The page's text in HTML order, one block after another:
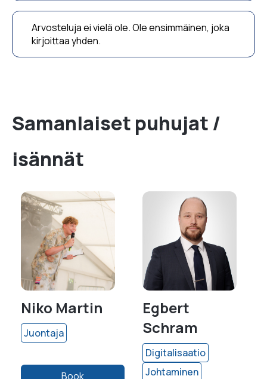
Arvosteluja ei vielä ole. Ole ensimmäinen, joka
kirjoittaa yhden.
Samanlaiset puhujat /
isännät
Egbert
Schram
Johtaminen
Heini Harve-
Rytsälä
Resilienssi
Stressi